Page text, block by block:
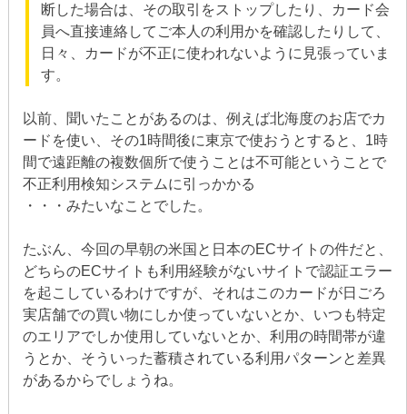
断した場合は、その取引をストップしたり、カード会
員へ直接連絡してご本人の利用かを確認したりして、
日々、カードが不正に使われないように見張っていま
す。
以前、聞いたことがあるのは、例えば北海度のお店でカ
ードを使い、その1時間後に東京で使おうとすると、1時
間で遠距離の複数個所で使うことは不可能ということで
不正利用検知システムに引っかかる
・・・みたいなことでした。
たぶん、今回の早朝の米国と日本のECサイトの件だと、
どちらのECサイトも利用経験がないサイトで認証エラー
を起こしているわけですが、それはこのカードが日ごろ
実店舗での買い物にしか使っていないとか、いつも特定
のエリアでしか使用していないとか、利用の時間帯が違
うとか、そういった蓄積されている利用パターンと差異
があるからでしょうね。